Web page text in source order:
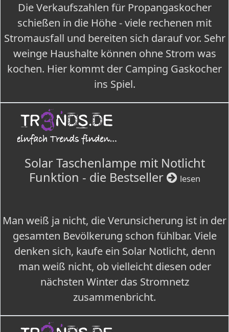
Die Verkaufszahlen für Propangaskocher
schießen in die Höhe - viele rechenen mit
Stromausfall und bereiten sich darauf vor. Sehr
weinge Haushalte können ohne Strom was
kochen. Hier kommt der Camping Gaskocher
ins Spiel.
Solar Taschenlampe mit Notlicht
Funktion - die Bestseller
lesen
Man weiß ja nicht, die Verunsicherung ist in der
gesamten Bevölkerung schon fühlbar. Viele
denken sich, kaufe ein Solar Notlicht, denn
man weiß nicht, ob vielleicht diesen oder
nächsten Winter das Stromnetz
zusammenbricht.